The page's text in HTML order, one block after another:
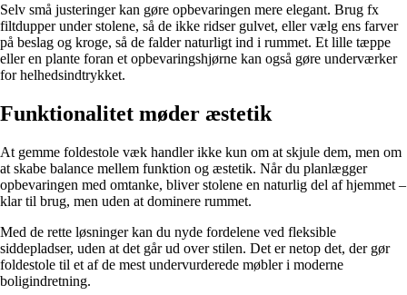
Selv små justeringer kan gøre opbevaringen mere elegant. Brug fx
filtdupper under stolene, så de ikke ridser gulvet, eller vælg ens farver
på beslag og kroge, så de falder naturligt ind i rummet. Et lille tæppe
eller en plante foran et opbevaringshjørne kan også gøre underværker
for helhedsindtrykket.
Funktionalitet møder æstetik
At gemme foldestole væk handler ikke kun om at skjule dem, men om
at skabe balance mellem funktion og æstetik. Når du planlægger
opbevaringen med omtanke, bliver stolene en naturlig del af hjemmet –
klar til brug, men uden at dominere rummet.
Med de rette løsninger kan du nyde fordelene ved fleksible
siddepladser, uden at det går ud over stilen. Det er netop det, der gør
foldestole til et af de mest undervurderede møbler i moderne
boligindretning.